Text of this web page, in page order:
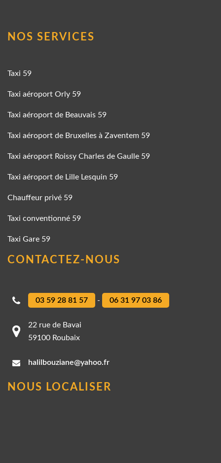
NOS SERVICES
Taxi 59
Taxi aéroport Orly 59
Taxi aéroport de Beauvais 59
Taxi aéroport de Bruxelles à Zaventem 59
Taxi aéroport Roissy Charles de Gaulle 59
Taxi aéroport de Lille Lesquin 59
Chauffeur privé 59
Taxi conventionné 59
Taxi Gare 59
CONTACTEZ-NOUS
03 59 28 81 57 - 06 31 97 03 86
22 rue de Bavai
59100 Roubaix
halilbouziane@yahoo.fr
NOUS LOCALISER